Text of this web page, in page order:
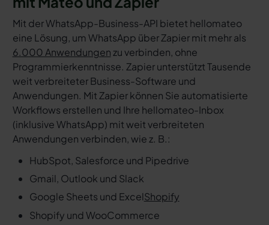
Mit der WhatsApp-Business-API bietet hellomateo
eine Lösung, um WhatsApp über Zapier mit mehr als
6.000 Anwendungenzu verbinden, ohne
Programmierkenntnisse. Zapier unterstützt Tausende
weit verbreiteter Business-Software und
Anwendungen. Mit Zapier können Sie automatisierte
Workflows erstellen und Ihre hellomateo-Inbox
(inklusive WhatsApp) mit weit verbreiteten
Anwendungen verbinden, wie z. B.:
HubSpot, Salesforce und Pipedrive
Gmail, Outlook und Slack
Google Sheets und ExcelShopify
Shopify und WooCommerce